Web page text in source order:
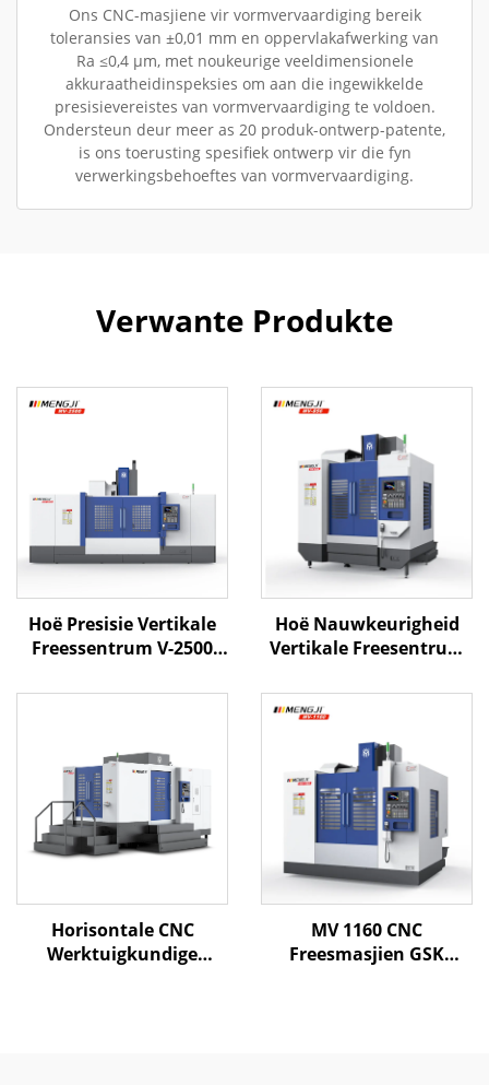
Ons CNC-masjiene vir vormvervaardiging bereik
toleransies van ±0,01 mm en oppervlakafwerking van
Ra ≤0,4 µm, met noukeurige veeldimensionele
akkuraatheidinspeksies om aan die ingewikkelde
presisievereistes van vormvervaardiging te voldoen.
Ondersteun deur meer as 20 produk-ontwerp-patente,
is ons toerusting spesifiek ontwerp vir die fyn
verwerkingsbehoeftes van vormvervaardiging.
Verwante Produkte
Hoë Presisie Vertikale
Freessentrum V-2500
Swaarlas Struktuur
Hoë Nauwkeurigheid
Vertikale Freesentrum
Spore en Hoëspoed
Spindel vir Effektiewe
Freeswerk en Snywerk
Horisontale CNC
Werktuigkundige
MV 1160 CNC
Freesmasjien GSK